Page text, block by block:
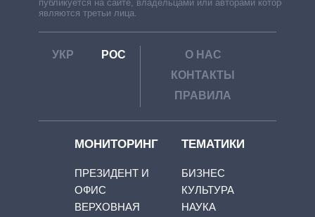
публикуется на сайте, владельцами или авторами которой
являются третьи лица.
УКР РОС
О НАС
КОНТАКТЫ
ПРАВИЛА
МОНИТОРИНГ
ПРЕЗИДЕНТ И
ОФИС
ВЕРХОВНАЯ
ТЕМАТИКИ
БИЗНЕС
КУЛЬТУРА
НАУКА